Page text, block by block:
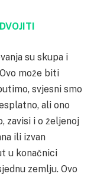
su skupa i
može biti
svjesni smo
ali ono
zavisi i o željenoj
ili izvan
u konačnici
zemlju. Ovo